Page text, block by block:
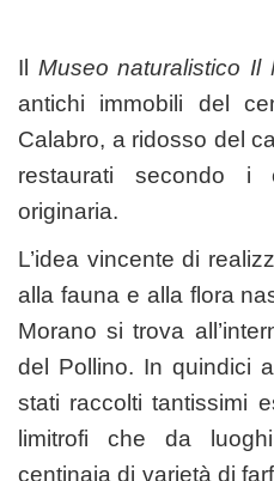
Il Museo naturalistico Il
antichi immobili del
Calabro, a ridosso del
restaurati secondo i
originaria.
L’idea vincente di
alla fauna e alla flora
Morano si trova
del Pollino. In quindici
stati raccolti tantissimi
limitrofi che da
centinaia di varietà di